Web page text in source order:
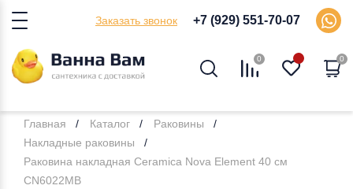
Заказать звонок +7 (929) 551-70-07
0 0
Главная Каталог
Раковины
Накладные раковины
Раковина накладная Ceramica Nova Element 40 см
CN6022MB